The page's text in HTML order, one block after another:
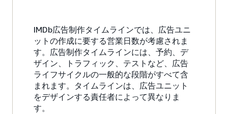
IMDb広告制作タイムラインでは、広告ユニ
ットの作成に要する営業日数が考慮されま
す。広告制作タイムラインには、予約、デ
ザイン、トラフィック、テストなど、広告
ライフサイクルの一般的な段階がすべて含
まれます。タイムラインは、広告ユニット
をデザインする責任者によって異なりま
す。